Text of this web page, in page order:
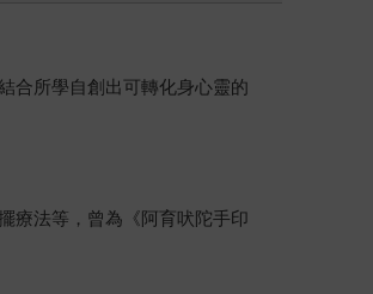
合所學自創出可轉化身心靈的
療法等，曾為《阿育吠陀手印